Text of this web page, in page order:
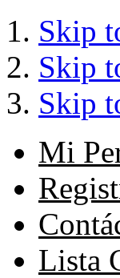
Skip
Skip
Skip
Mi
Lista